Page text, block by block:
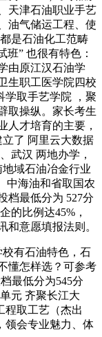
天津石油职业手艺
油气储运工程、使
是石油化工范畴
班” 也很有特色：
由原江汉石油学
生职工医学院四校
学取手艺学院 ，聚
取操纵。家长考生
人才培育的主要，
立了 阿里云大数据
武汉 两地办学，
域石油冶金行业
中海油和省取国农
档最低分为 527分
的比例达45%，
和意愿填报法则。
有石油特色，石
懂怎样选？可参考
最低分为545分
元 齐聚长江大
程取工艺（杰出
领会专业魅力、体